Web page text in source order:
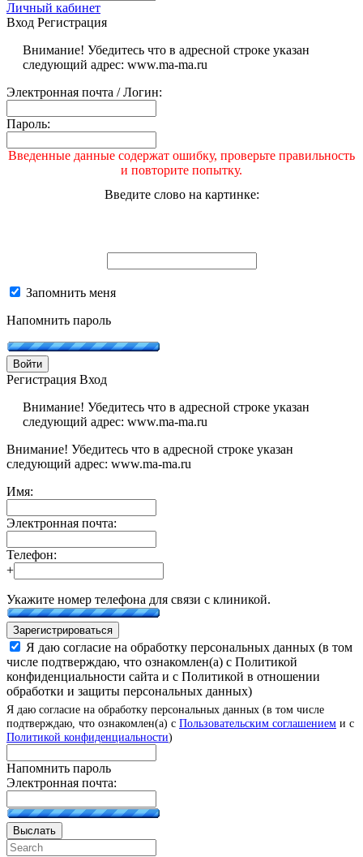
Личный кабинет
Вход Регистрация
Внимание! Убедитесь что в адресной строке указан
следующий адрес: www.ma-ma.ru
Электронная почта / Логин:
Пароль:
Введенные данные содержат ошибку, проверьте правильность
и повторите попытку.
Введите слово на картинке:
Запомнить меня
Напомнить пароль
Войти
Регистрация Вход
Внимание! Убедитесь что в адресной строке указан
следующий адрес: www.ma-ma.ru
Внимание! Убедитесь что в адресной строке указан
следующий адрес: www.ma-ma.ru
Имя:
Электронная почта:
Телефон:
+
Укажите номер телефона для связи с клиникой.
Зарегистрироваться
Я даю согласие на обработку персональных данных (в том
числе подтверждаю, что ознакомлен(а) с Политикой
конфиденциальности сайта и с Политикой в отношении
обработки и защиты персональных данных)
Я даю согласие на обработку персональных данных (в том числе
подтверждаю, что ознакомлен(а) с Пользовательским соглашением и с
Политикой конфиденциальности)
Напомнить пароль
Электронная почта:
Выслать